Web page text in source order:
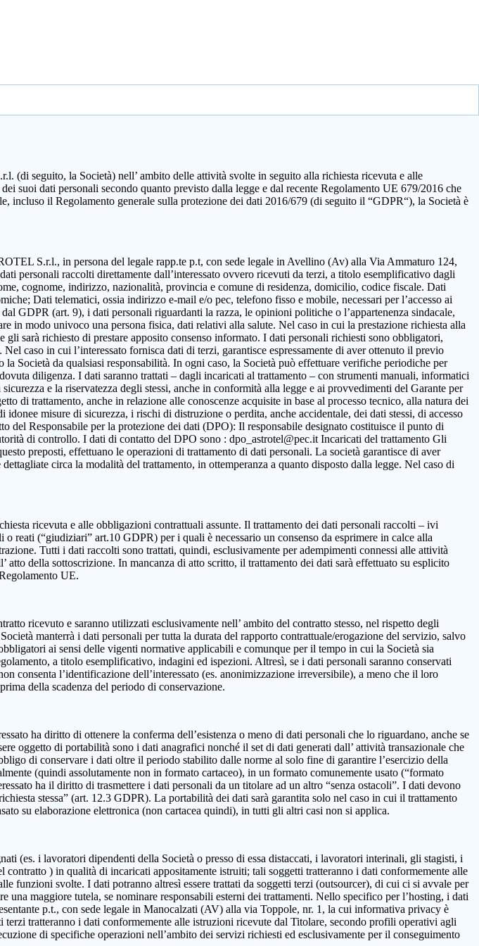
(di seguito, la Società) nell’ ambito delle attività svolte in seguito alla richiesta ricevuta e alle
suoi dati personali secondo quanto previsto dalla legge e dal recente Regolamento UE 679/2016 che
il Regolamento generale sulla protezione dei dati 2016/679 (di seguito il “GDPR“), la Società è
S.r.l., in persona del legale rapp.te p.t, con sede legale in Avellino (Av) alla Via Ammaturo 124,
personali raccolti direttamente dall’interessato ovvero ricevuti da terzi, a titolo esemplificativo dagli
cognome, indirizzo, nazionalità, provincia e comune di residenza, domicilio, codice fiscale. Dati
Dati telematici, ossia indirizzo e-mail e/o pec, telefono fisso e mobile, necessari per l’accesso ai
GDPR (art. 9), i dati personali riguardanti la razza, le opinioni politiche o l’appartenenza sindacale,
in modo univoco una persona fisica, dati relativi alla salute. Nel caso in cui la prestazione richiesta alla
sarà richiesto di prestare apposito consenso informato. I dati personali richiesti sono obbligatori,
caso in cui l’interessato fornisca dati di terzi, garantisce espressamente di aver ottenuto il previo
Società da qualsiasi responsabilità. In ogni caso, la Società può effettuare verifiche periodiche per
diligenza. I dati saranno trattati – dagli incaricati al trattamento – con strumenti manuali, informatici
e la riservatezza degli stessi, anche in conformità alla legge e ai provvedimenti del Garante per
di trattamento, anche in relazione alle conoscenze acquisite in base al processo tecnico, alla natura dei
misure di sicurezza, i rischi di distruzione o perdita, anche accidentale, dei dati stessi, di accesso
Responsabile per la protezione dei dati (DPO): Il responsabile designato costituisce il punto di
di controllo. I dati di contatto del DPO sono : dpo_astrotel@pec.it Incaricati del trattamento Gli
preposti, effettuano le operazioni di trattamento di dati personali. La società garantisce di aver
circa la modalità del trattamento, in ottemperanza a quanto disposto dalla legge. Nel caso di
ricevuta e alle obbligazioni contrattuali assunte. Il trattamento dei dati personali raccolti – ivi
reati (“giudiziari” art.10 GDPR) per i quali è necessario un consenso da esprimere in calce alla
Tutti i dati raccolti sono trattati, quindi, esclusivamente per adempimenti connessi alle attività
della sottoscrizione. In mancanza di atto scritto, il trattamento dei dati sarà effettuato su esplicito
UE.
ricevuto e saranno utilizzati esclusivamente nell’ ambito del contratto stesso, nel rispetto degli
manterrà i dati personali per tutta la durata del rapporto contrattuale/erogazione del servizio, salvo
ai sensi delle vigenti normative applicabili e comunque per il tempo in cui la Società sia
a titolo esemplificativo, indagini ed ispezioni. Altresì, se i dati personali saranno conservati
consenta l’identificazione dell’interessato (es. anonimizzazione irreversibile), a meno che il loro
della scadenza del periodo di conservazione.
ha diritto di ottenere la conferma dell’esistenza o meno di dati personali che lo riguardano, anche se
oggetto di portabilità sono i dati anagrafici nonché il set di dati generati dall’ attività transazionale che
di conservare i dati oltre il periodo stabilito dalle norme al solo fine di garantire l’esercizio della
(quindi assolutamente non in formato cartaceo), in un formato comunemente usato (“formato
ha il diritto di trasmettere i dati personali da un titolare ad un altro “senza ostacoli”. I dati devono
stessa” (art. 12.3 GDPR). La portabilità dei dati sarà garantita solo nel caso in cui il trattamento
su elaborazione elettronica (non cartacea quindi), in tutti gli altri casi non si applica.
(es. i lavoratori dipendenti della Società o presso di essa distaccati, i lavoratori interinali, gli stagisti, i
) in qualità di incaricati appositamente istruiti; tali soggetti tratteranno i dati conformemente alle
funzioni svolte. I dati potranno altresì essere trattati da soggetti terzi (outsourcer), di cui ci si avvale per
maggiore tutela, se nominare responsabili esterni dei trattamenti. Nello specifico per l’hosting, i dati
p.t., con sede legale in Manocalzati (AV) alla via Toppole, nr. 1, la cui informativa privacy è
tratteranno i dati conformemente alle istruzioni ricevute dal Titolare, secondo profili operativi agli
di specifiche operazioni nell’ambito dei servizi richiesti ed esclusivamente per il conseguimento